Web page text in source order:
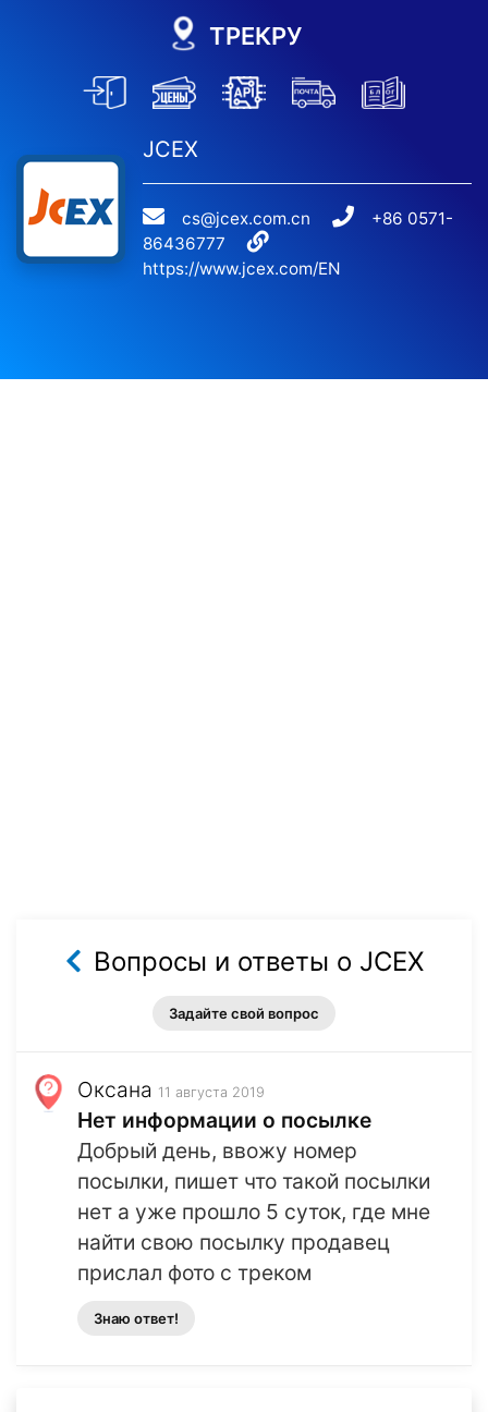
ТРЕКРУ
JCEX
cs@jcex.com.cn
+86 0571-
86436777
https://www.jcex.com/EN
Вопросы и ответы о JCEX
Задайте свой вопрос
Оксана 11 августа 2019
Нет информации о посылке
Добрый день, ввожу номер
посылки, пишет что такой посылки
нет а уже прошло 5 суток, где мне
найти свою посылку продавец
прислал фото с треком
Знаю ответ!